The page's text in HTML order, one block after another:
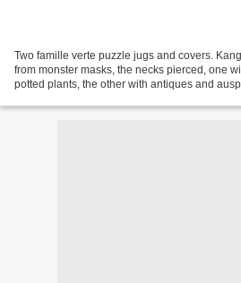
Two famille verte puzzle jugs and covers.
from monster masks, the necks pierced, one
potted plants, the other with antiques and